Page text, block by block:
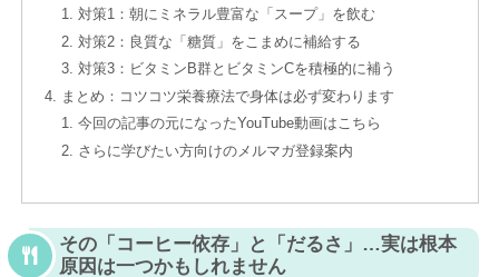
対策1：朝にミネラル豊富な「スープ」を飲む
対策2：良質な「糖質」をこまめに補給する
対策3：ビタミンB群とビタミンCを積極的に補う
まとめ：コツコツ栄養療法で身体は必ず変わります
今回の記事の元になったYouTube動画はこちら
さらに学びたい方向けのメルマガ登録案内
その「コーヒー依存」と「だるさ」…実は根本
原因は一つかもしれません